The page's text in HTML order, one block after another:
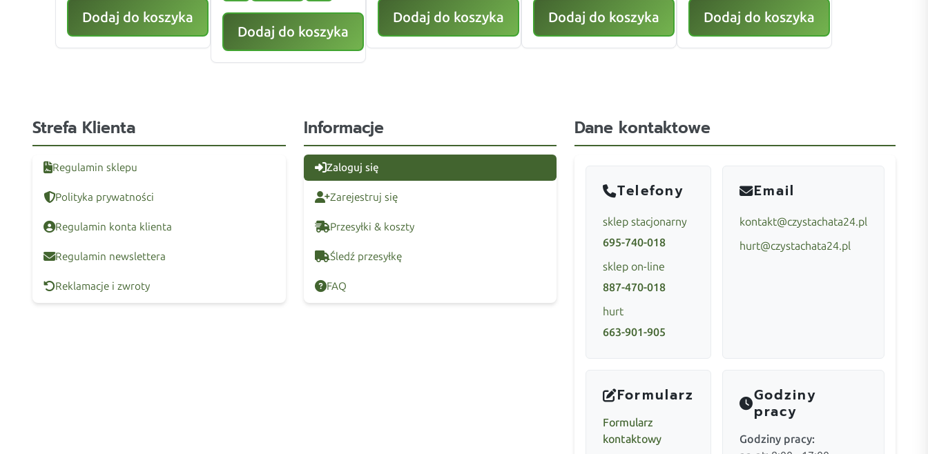
Dodaj do koszyka
Dodaj do koszyka
Dodaj do koszyka Dodaj do koszyka Dodaj do koszyka
Strefa Klienta
Regulamin sklepu
Polityka prywatności
Regulamin konta klienta
Regulamin newslettera
Reklamacje i zwroty
Informacje
Zaloguj się
Zarejestruj się
Przesyłki & koszty
Śledź przesyłkę
FAQ
Dane kontaktowe
Telefony
sklep stacjonarny
695-740-018
sklep on-line
887-470-018
hurt
663-901-905
Email
kontakt@czystachata24.pl
hurt@czystachata24.pl
Formularz
Formularz
kontaktowy
Godziny
pracy
Godziny pracy: